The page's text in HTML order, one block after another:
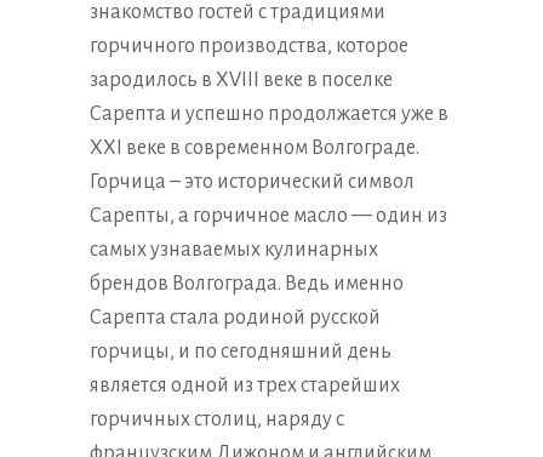
знакомство гостей с традициями
горчичного производства, которое
зародилось в XVIII веке в поселке
Сарепта и успешно продолжается уже в
XXI веке в современном Волгограде.
Горчица – это исторический символ
Сарепты, а горчичное масло — один из
самых узнаваемых кулинарных
брендов Волгограда. Ведь именно
Сарепта стала родиной русской
горчицы, и по сегодняшний день
является одной из трех старейших
горчичных столиц, наряду с